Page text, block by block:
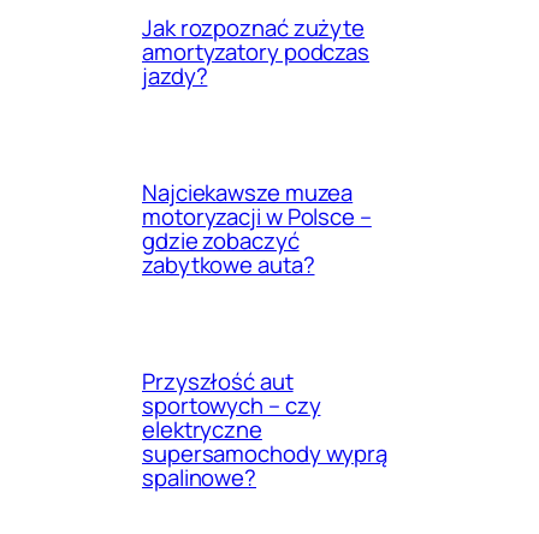
Jak rozpoznać zużyte
amortyzatory podczas
jazdy?
Najciekawsze muzea
motoryzacji w Polsce –
gdzie zobaczyć
zabytkowe auta?
Przyszłość aut
sportowych – czy
elektryczne
supersamochody wyprą
spalinowe?